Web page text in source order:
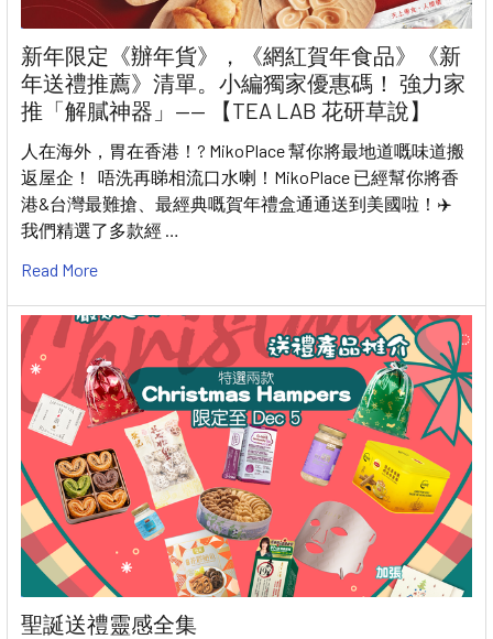
新年限定《辦年貨》，《網紅賀年食品》《新
年送禮推薦》清單。小編獨家優惠碼！ 強力家
推「解膩神器」—— 【TEA LAB 花研草說】
人在海外，胃在香港！? MikoPlace 幫你將最地道嘅味道搬
返屋企！ 唔洗再睇相流口水喇！MikoPlace 已經幫你將香
港&台灣最難搶、最經典嘅賀年禮盒通通送到美國啦！✈️
我們精選了多款經 …
Read More
聖誕送禮靈感全集